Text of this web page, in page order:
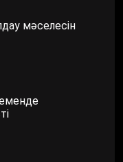
мәселесін